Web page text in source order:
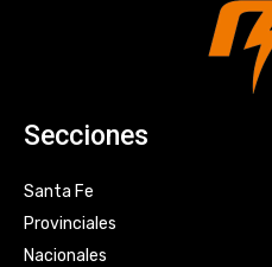
Secciones
Santa Fe
Provinciales
Nacionales